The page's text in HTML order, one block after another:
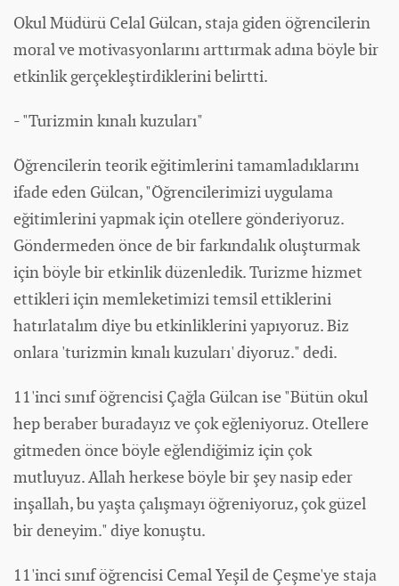
Okul Müdürü Celal Gülcan, staja giden öğrencilerin
moral ve motivasyonlarını arttırmak adına böyle bir
etkinlik gerçekleştirdiklerini belirtti.
- "Turizmin kınalı kuzuları"
Öğrencilerin teorik eğitimlerini tamamladıklarını
ifade eden Gülcan, "Öğrencilerimizi uygulama
eğitimlerini yapmak için otellere gönderiyoruz.
Göndermeden önce de bir farkındalık oluşturmak
için böyle bir etkinlik düzenledik. Turizme hizmet
ettikleri için memleketimizi temsil ettiklerini
hatırlatalım diye bu etkinliklerini yapıyoruz. Biz
onlara 'turizmin kınalı kuzuları' diyoruz." dedi.
11'inci sınıf öğrencisi Çağla Gülcan ise "Bütün okul
hep beraber buradayız ve çok eğleniyoruz. Otellere
gitmeden önce böyle eğlendiğimiz için çok
mutluyuz. Allah herkese böyle bir şey nasip eder
inşallah, bu yaşta çalışmayı öğreniyoruz, çok güzel
bir deneyim." diye konuştu.
11'inci sınıf öğrencisi Cemal Yeşil de Çeşme'ye staja